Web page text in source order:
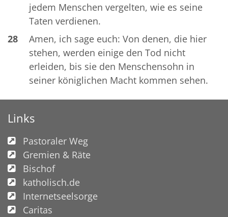
jedem Menschen vergelten, wie es seine
Taten verdienen.
28
Amen, ich sage euch: Von denen, die hier
stehen, werden einige den Tod nicht
erleiden, bis sie den Menschensohn in
seiner königlichen Macht kommen sehen.
Links
Pastoraler Weg
Gremien & Räte
Bischof
katholisch.de
Internetseelsorge
Caritas